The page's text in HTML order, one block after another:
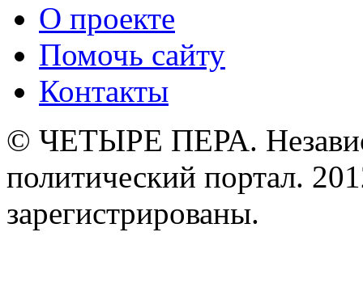
О проекте
Помочь сайту
Контакты
© ЧЕТЫРЕ ПЕРА.
политический портал.
зарегистрированы.